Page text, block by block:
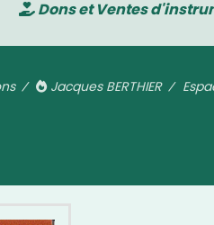
Dons et Ventes
Jacques BERTHIER